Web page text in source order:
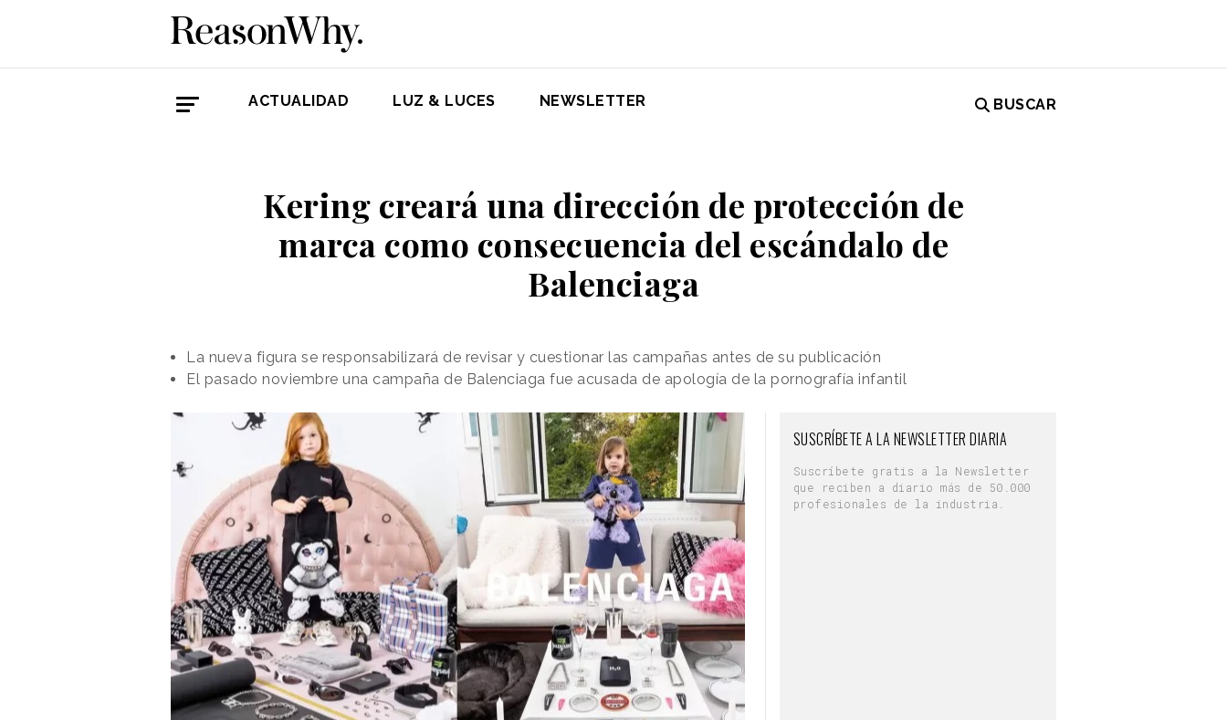
ACTUALIDAD LUZ & LUCES NEWSLETTER BUSCAR
Kering creará una dirección de protección de
marca como consecuencia del escándalo de
Balenciaga
La nueva figura se responsabilizará de revisar y cuestionar las campañas antes de su publicación
El pasado noviembre una campaña de Balenciaga fue acusada de apología de la pornografía infantil
SUSCRÍBETE A LA NEWSLETTER DIARIA
Suscríbete gratis a la Newsletter
que reciben a diario más de 50.000
profesionales de la industria.